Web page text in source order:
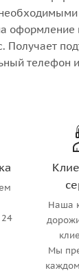
оформление
Получает
телефон
Наша
Мы